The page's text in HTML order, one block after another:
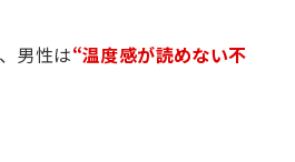
男性は“温度感が読めない不